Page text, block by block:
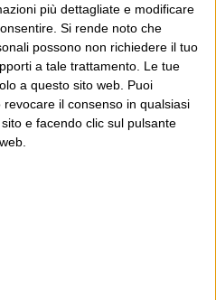
più dettagliate e modificare
Si rende noto che
possono non richiedere il tuo
a tale trattamento. Le tue
a questo sito web. Puoi
il consenso in qualsiasi
e facendo clic sul pulsante
POST SUCCESSIVO
Il pensiero scemo